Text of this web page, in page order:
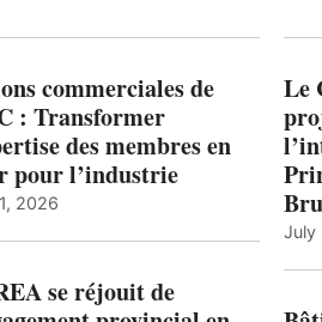
commerciales de
: Transformer
des membres en
pour l’industrie
2026
se réjouit de
Le
July